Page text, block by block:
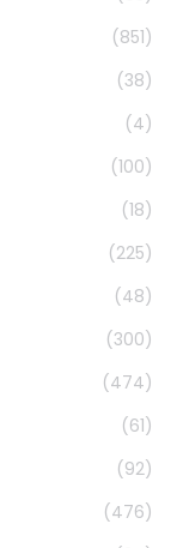
(851)
(38)
(4)
(100)
(18)
(225)
(48)
(300)
(474)
(61)
(92)
(476)